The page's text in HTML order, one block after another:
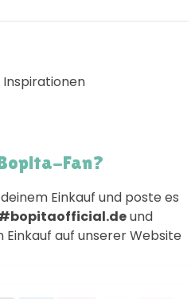
Inspirationen
Fan?
Einkauf und poste es
und
auf unserer Website